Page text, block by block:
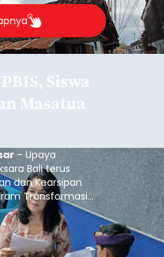
Siswa
Masatua
– Upaya
Bali terus
dan Kearsipan
Transformasi
Sosial (TPBIS).
IV dan V SD
pelatihan
atau